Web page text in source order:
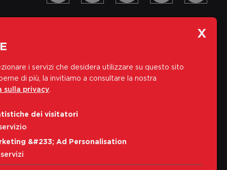
Indirizzo e-mail
i servizi che desidera utilizzare su questo sito
di più, la invitiamo a consultare la nostra
sulla privacy
dei visitatori
&#233; Ad Personalisation
servizi